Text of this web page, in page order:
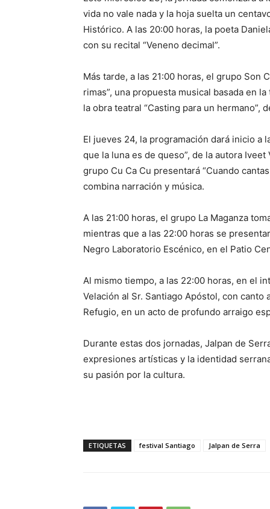
vida no vale nada y la hoja suelta un
Histórico. A las 20:00 horas, la poeta
con su recital “Veneno decimal”.
Más tarde, a las 21:00 horas, el grupo Son
rimas”, una propuesta musical basada en
la obra teatral “Casting para un hermano”,
El jueves 24, la programación dará inicio a
que la luna es de queso”, de la autora
grupo Cu Ca Cu presentará “Cuando
combina narración y música.
A las 21:00 horas, el grupo La Maganza
mientras que a las 22:00 horas se
Negro Laboratorio Escénico, en el Patio
Al mismo tiempo, a las 22:00 horas, en el
Velación al Sr. Santiago Apóstol, con
Refugio, en un acto de profundo arraigo
Durante estas dos jornadas, Jalpan de
expresiones artísticas y la identidad
su pasión por la cultura.
ETIQUETAS festival Santiago Jalpan de Serra